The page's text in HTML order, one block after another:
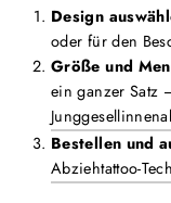
Design
oder für den
Größe und
ein ganzer Satz
Bestellen und
Abziehtattoo-